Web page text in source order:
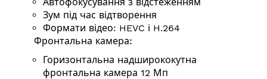
Зум під час відтворення
Формати відео: HEVC і H.264
Фронтальна камера:
Горизонтальна надширококутна
фронтальна камера 12 Мп